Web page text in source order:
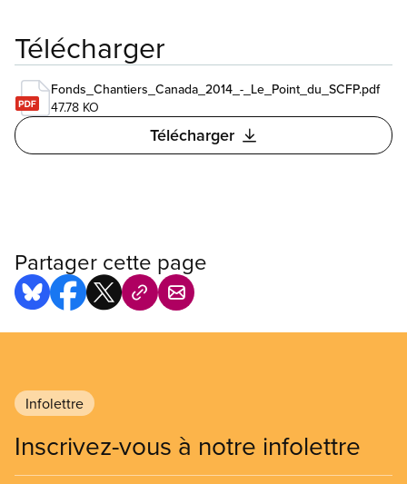
Télécharger
Fonds_Chantiers_Canada_2014_-_Le_Point_du_SCFP.pdf
47.78 KO
Télécharger
Partager cette page
Infolettre
Inscrivez-vous à notre infolettre